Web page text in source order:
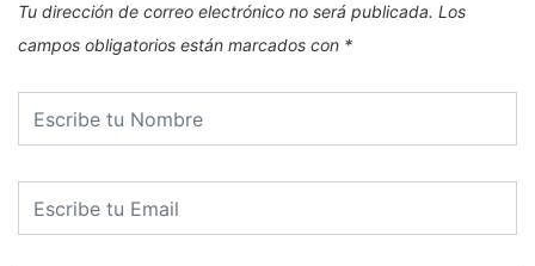
Tu dirección de correo electrónico no será publicada. Los
campos obligatorios están marcados con *